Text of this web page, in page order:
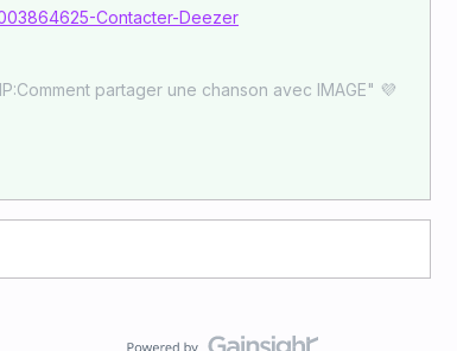
Contacter-Deezer
partager une chanson avec IMAGE" 💜